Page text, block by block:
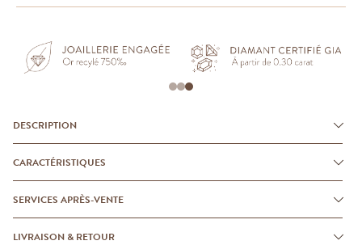
DESCRIPTION
CARACTÉRISTIQUES
SERVICES APRÈS-VENTE
LIVRAISON & RETOUR